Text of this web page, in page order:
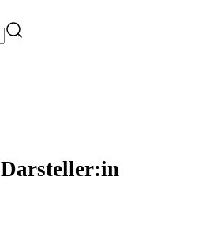
Darsteller:in